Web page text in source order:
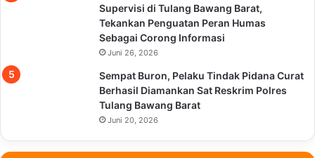
Supervisi di Tulang Bawang Barat,
Tekankan Penguatan Peran Humas
Sebagai Corong Informasi
Juni 26, 2026
Sempat Buron, Pelaku Tindak Pidana Curat
Berhasil Diamankan Sat Reskrim Polres
Tulang Bawang Barat
Juni 20, 2026